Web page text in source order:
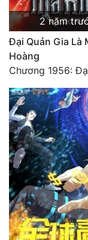
Đông Phương
Đông Phương Huyền
Đồng Nhân
Cẩu Đạo Trường Sinh
Ngự Thú
Truyện Nam
Truyện Nữ
Vô Địch Lưu
Xây Dựng Thế Lực
2 năm
Đại Quản Gia Là
Hoàng